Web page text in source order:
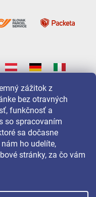
zážitok z
bez otravných
funkčnosť a
so spracovaním
sa dočasne
ho udelíte,
stránky, za čo vám